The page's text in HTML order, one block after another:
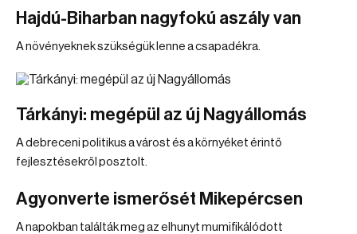
Hajdú-Biharban nagyfokú aszály van
A növényeknek szükségük lenne a csapadékra.
Tárkányi: megépül az új Nagyállomás
A debreceni politikus a várost és a környéket érintő
fejlesztésekről posztolt.
Agyonverte ismerősét Mikepércsen
A napokban találták meg az elhunyt mumifikálódott